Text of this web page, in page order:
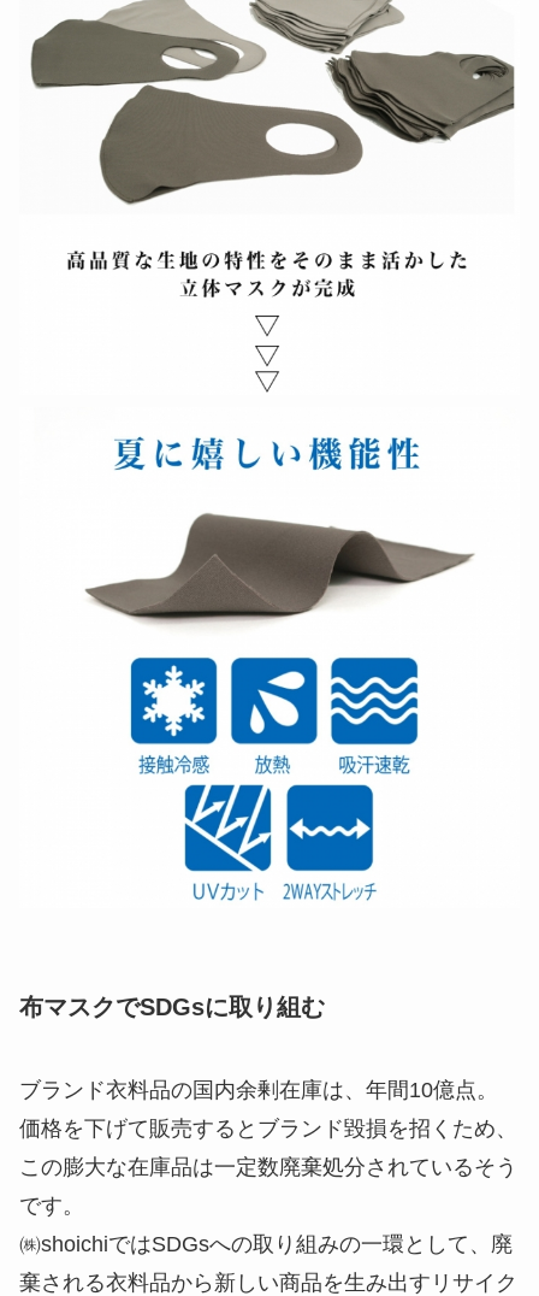
布マスクでSDGsに取り組む
ブランド衣料品の国内余剰在庫は、年間10億点。
価格を下げて販売するとブランド毀損を招くため、
この膨大な在庫品は一定数廃棄処分されているそう
です。
㈱shoichiではSDGsへの取り組みの一環として、廃
棄される衣料品から新しい商品を生み出すリサイク